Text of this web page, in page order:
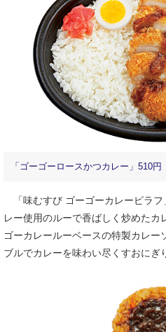
「ゴーゴーロースかつカレー」510円
「味むすび ゴーゴーカレーピラフ
レー使用のルーで香ばしく炒めたカ
ゴーカレールーベースの特製カレ
ブルでカレーを味わい尽くすおにぎ